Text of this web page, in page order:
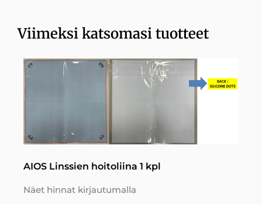
Viimeksi katsomasi tuotteet
AIOS Linssien hoitoliina 1 kpl
Näet hinnat kirjautumalla